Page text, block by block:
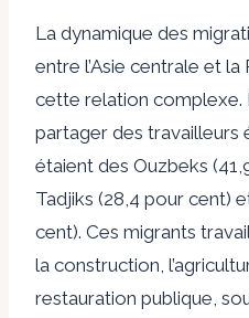
La dynamique des
entre l’Asie centrale et
cette relation complexe.
partager des travailleurs
étaient des Ouzbeks
Tadjiks (28,4 pour cent)
cent). Ces migrants
la construction,
restauration publique,